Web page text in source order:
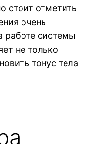
стоит отметить
очень
работе системы
не только
тонус тела